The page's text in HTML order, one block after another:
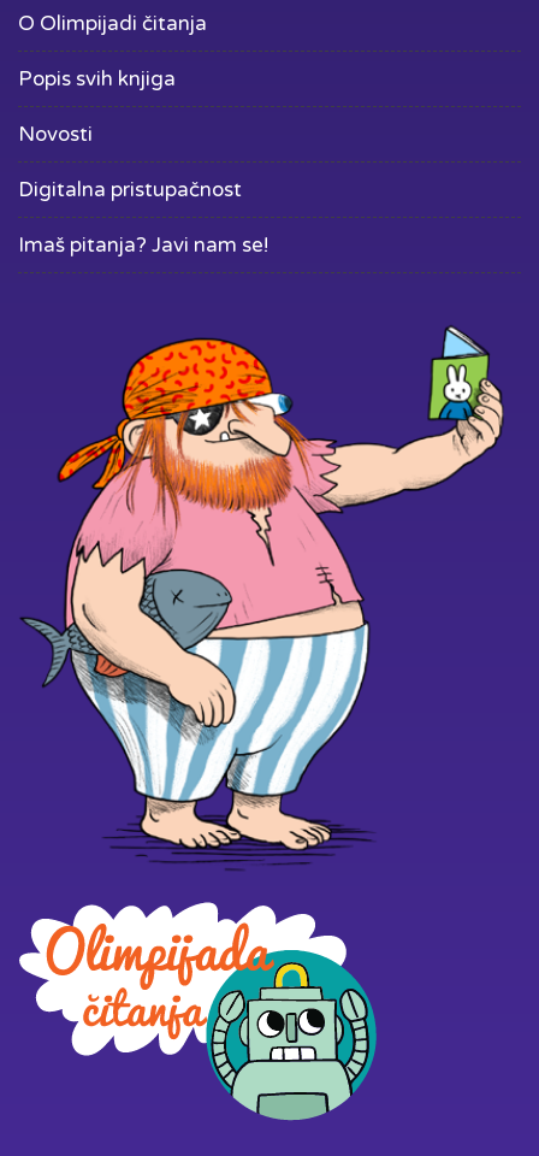
O Olimpijadi čitanja
Popis svih knjiga
Novosti
Digitalna pristupačnost
Imaš pitanja? Javi nam se!